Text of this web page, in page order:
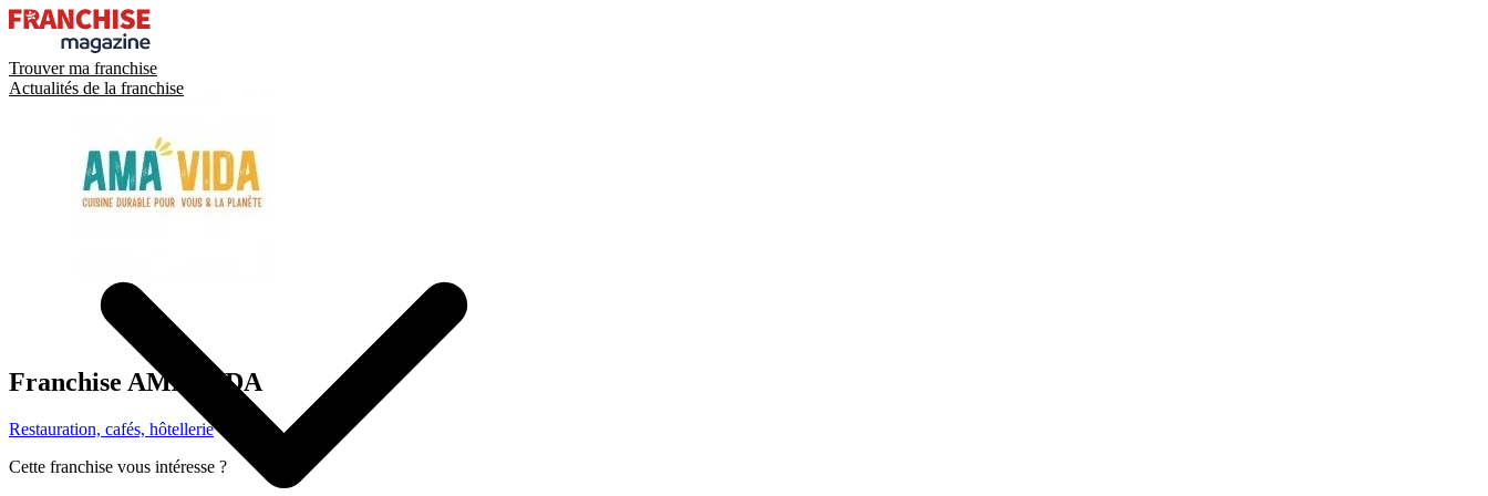
Trouver ma franchise
Actualités de la franchise
Franchise AMA VIDA
Restauration, cafés, hôtellerie
Cette franchise vous intéresse ?